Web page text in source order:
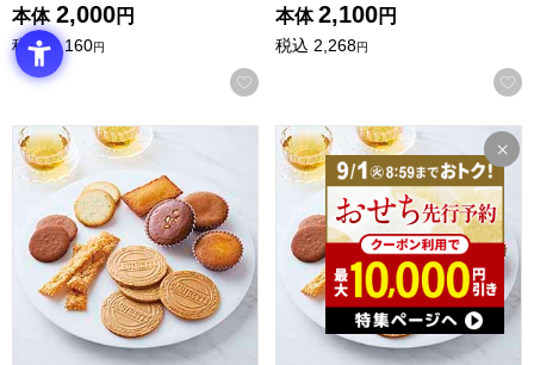
本体 2,000円
税込 2,160円
お気に入りに登録する
本体 2,100円
税込 2,268円
東京風月堂 パリ凱旋(25個入)[PGM]【年間ギフト】
東京風月堂 パリ凱旋(21個入